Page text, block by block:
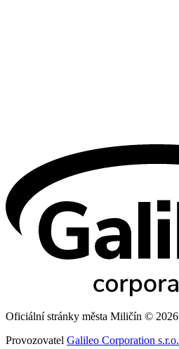
Oficiální stránky města Miličín © 2026
Provozovatel Galileo Corporation s.r.o.